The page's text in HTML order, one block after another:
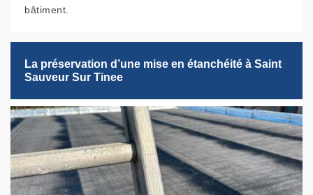
bâtiment.
La préservation d’une mise en étanchéité à Saint
Sauveur Sur Tinee